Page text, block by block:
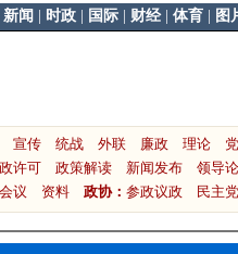
新闻 时政| 国际| 财经| 体育| 图
宣传 统战 外联 廉政 理论
许可 政策解读 新闻发布 领导
会议 资料 政协： 参政议政 民主